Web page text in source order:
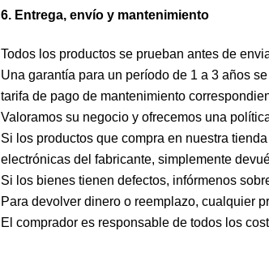
6. Entrega, envío y mantenimiento
Todos los productos se prueban antes de
Una garantía para un período de 1 a 3 años
tarifa de pago de mantenimiento
Valoramos su negocio y ofrecemos una
Si los productos que compra en nuestra
electrónicas del fabricante, simplemente
Si los bienes tienen defectos, infórmenos
Para devolver dinero o reemplazo, cualquier
El comprador es responsable de todos los